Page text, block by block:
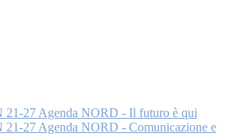
21-27 Agenda NORD - Il futuro è qui
21-27 Agenda NORD - Comunicazione e